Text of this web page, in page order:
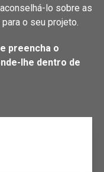
lo sobre as
o seu projeto.
preencha o
lhe dentro de